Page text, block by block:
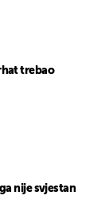
trebao
nije svjestan